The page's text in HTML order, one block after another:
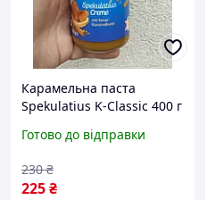
Карамельна паста
Spekulatius K-Classic 400 г
солодка намазка
Готово до відправки
225₴
230 ₴